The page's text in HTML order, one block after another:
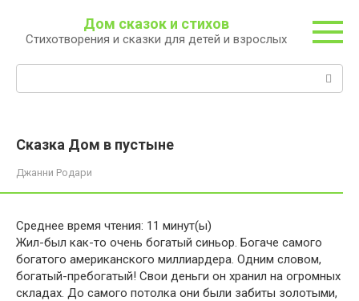
контенту
Дом сказок и стихов
Стихотворения и сказки для детей и взрослых
Сказка Дом в пустыне
Джанни Родари
Среднее время чтения: 11 минут(ы)
Жил-был как-то очень богатый синьор. Богаче самого
богатого американского миллиардера. Одним словом,
богатый-пребогатый! Свои деньги он хранил на огромных
складах. До самого потолка они были забиты золотыми,